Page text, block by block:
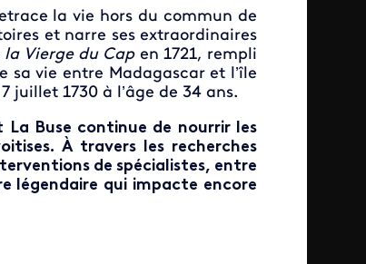
la vie hors du commun de
et narre ses extraordinaires
la Vierge du Capen 1721, rempli
sa vie entre Madagascar et l’île
juillet 1730 à l’âge de 34 ans.
La Buse continue de nourrir les
À travers les recherches
de spécialistes, entre
légendaire qui impacte encore